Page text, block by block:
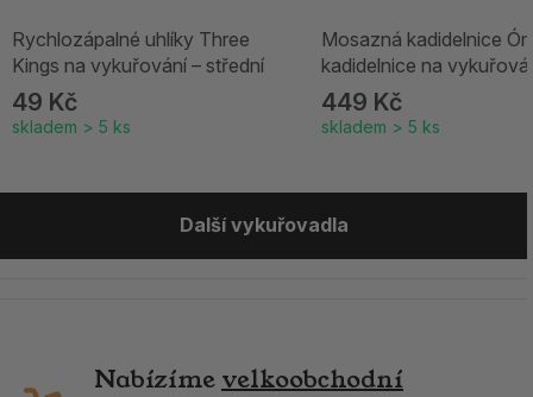
Rychlozápalné uhlíky Three
Kings na vykuřování – střední
49 Kč
skladem > 5 ks
Mosazná kadidelnice
kadidelnice na
449 Kč
skladem > 5 ks
Další vykuřovadla
Nabízíme velkoobchodní